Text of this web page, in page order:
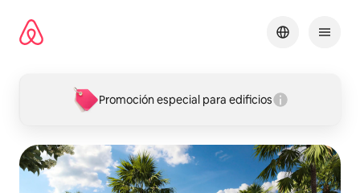
contenido
Promoción especial para edificios